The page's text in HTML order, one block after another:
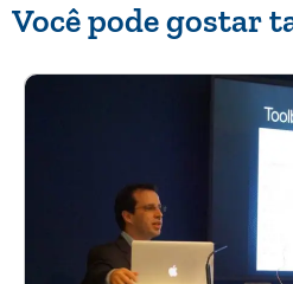
Você pode gostar